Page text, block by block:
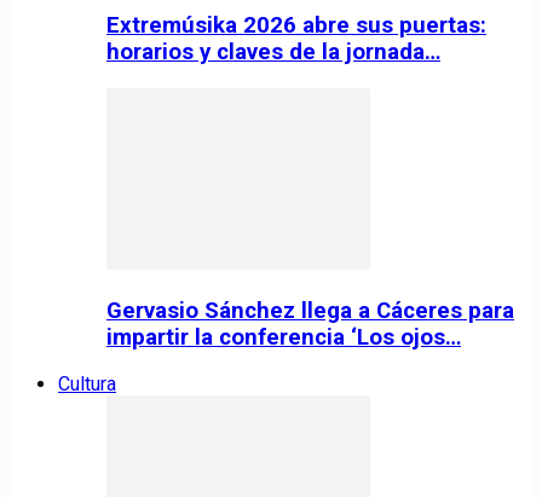
Extremúsika 2026 abre sus puertas:
horarios y claves de la jornada…
Gervasio Sánchez llega a Cáceres para
impartir la conferencia ‘Los ojos…
Cultura